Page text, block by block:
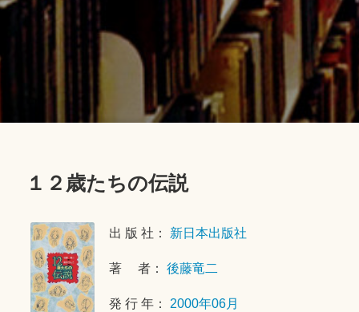
１２歳たちの伝説
出 版 社： 新日本出版社
著 者：後藤竜二
発 行 年：2000年06月
0
8
年